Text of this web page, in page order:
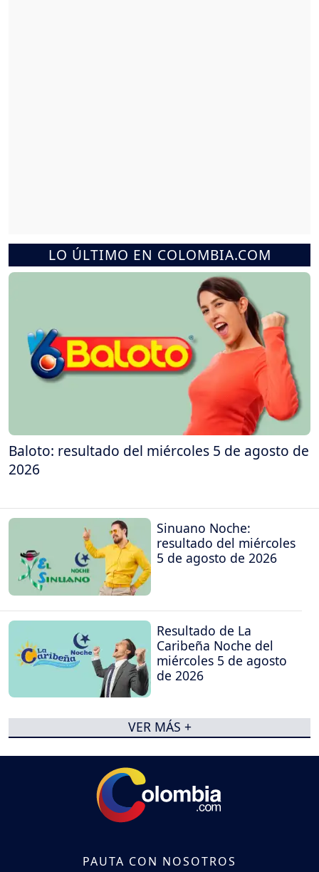
LO ÚLTIMO EN COLOMBIA.COM
Baloto: resultado del miércoles 5 de agosto de
2026
Sinuano Noche:
resultado del miércoles
5 de agosto de 2026
Resultado de La
Caribeña Noche del
miércoles 5 de agosto
de 2026
VER MÁS +
PAUTA CON NOSOTROS